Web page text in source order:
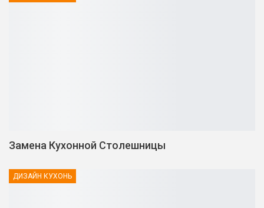
Замена Кухонной Столешницы
ДИЗАЙН КУХОНЬ